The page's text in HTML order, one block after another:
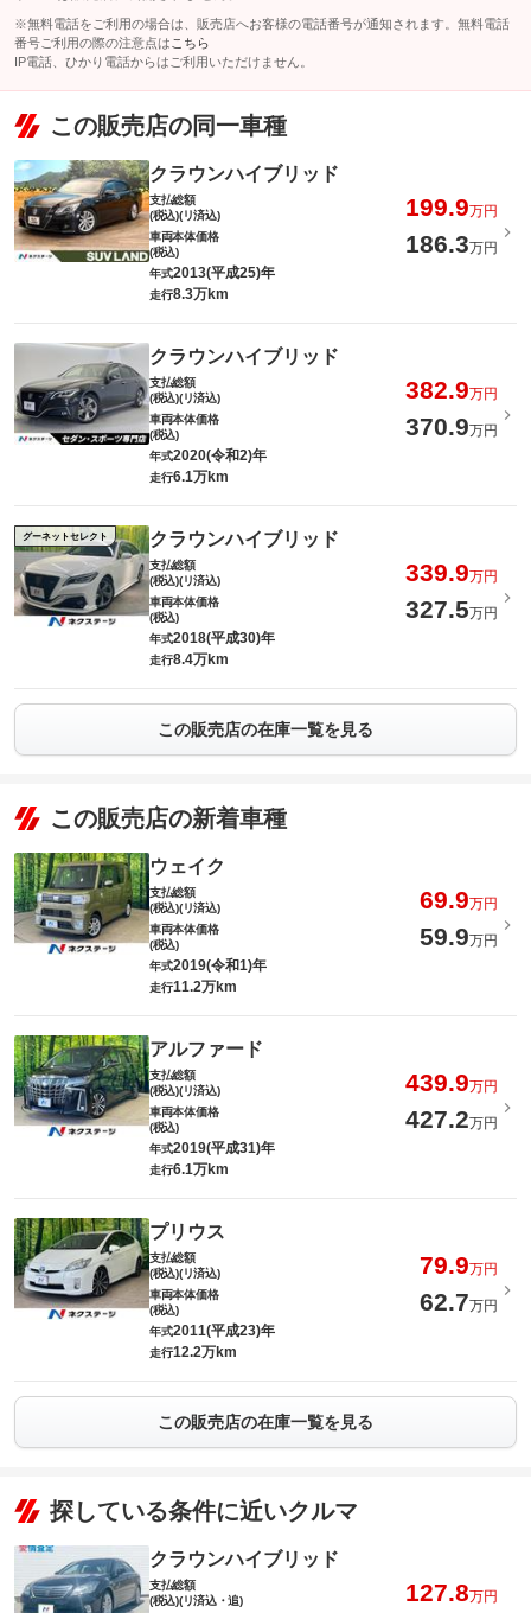
※無料電話をご利用の場合は、販売店へお客様の電話番号が通知されます。無料電話
番号ご利用の際の注意点は こちら
IP電話、ひかり電話からはご利用いただけません。
この販売店の同一車種
クラウンハイブリッド
支払総額
(税込)(リ済込)
199.9万円
車両本体価格
(税込)
186.3万円
年式2013(平成25)年
走行8.3万km
クラウンハイブリッド
支払総額
(税込)(リ済込)
382.9万円
車両本体価格
(税込)
370.9万円
年式2020(令和2)年
走行6.1万km
グーネットセレクト クラウンハイブリッド
支払総額
(税込)(リ済込)
339.9万円
車両本体価格
(税込)
327.5万円
年式2018(平成30)年
走行8.4万km
この販売店の在庫一覧を見る
この販売店の新着車種
ウェイク
支払総額
(税込)(リ済込)
69.9万円
車両本体価格
(税込)
59.9万円
年式2019(令和1)年
走行11.2万km
アルファード
支払総額
(税込)(リ済込)
439.9万円
車両本体価格
(税込)
427.2万円
年式2019(平成31)年
走行6.1万km
プリウス
支払総額
(税込)(リ済込)
79.9万円
車両本体価格
(税込)
62.7万円
年式2011(平成23)年
走行12.2万km
この販売店の在庫一覧を見る
探している条件に近いクルマ
クラウンハイブリッド
支払総額
(税込)(リ済込・追)
127.8万円